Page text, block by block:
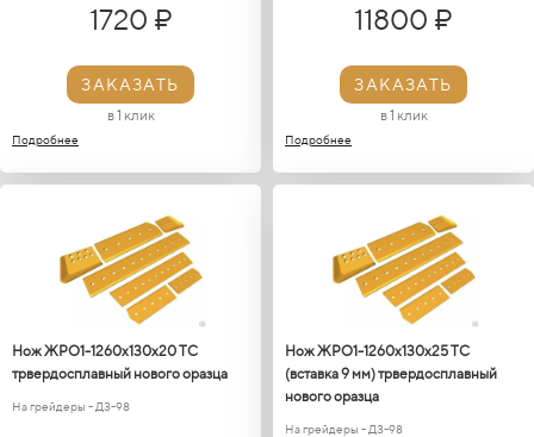
1720 ₽
ЗАКАЗАТЬ
в 1 клик
Подробнее
11800 ₽
ЗАКАЗАТЬ
в 1 клик
Подробнее
Нож ЖРО1-1260х130х20 ТС
трвердосплавный нового оразца
На грейдеры - ДЗ-98
Нож ЖРО1-1260х130х25 ТС
(вставка 9 мм) трвердосплавный
нового оразца
На грейдеры - ДЗ-98